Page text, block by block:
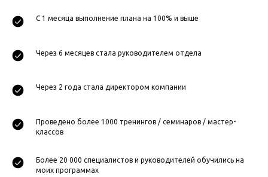
С 1 месяца выполнение плана на 100% и выше
Через 6 месяцев стала руководителем отдела
Через 2 года стала директором компании
Проведено более 1000 тренингов / семинаров / мастер-
классов
Более 20 000 специалистов и руководителей обучились на
моих программах